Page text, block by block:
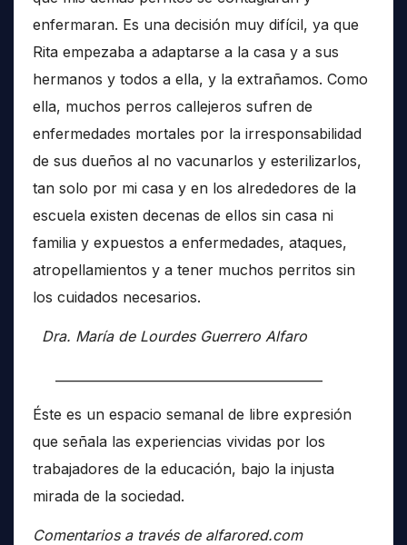
enfermaran. Es una decisión muy difícil, ya que
Rita empezaba a adaptarse a la casa y a sus
hermanos y todos a ella, y la extrañamos. Como
ella, muchos perros callejeros sufren de
enfermedades mortales por la irresponsabilidad
de sus dueños al no vacunarlos y esterilizarlos,
tan solo por mi casa y en los alrededores de la
escuela existen decenas de ellos sin casa ni
familia y expuestos a enfermedades, ataques,
atropellamientos y a tener muchos perritos sin
los cuidados necesarios.
Dra. María de Lourdes Guerrero Alfaro
Éste es un espacio semanal de libre expresión
que señala las experiencias vividas por los
trabajadores de la educación, bajo la injusta
mirada de la sociedad.
Comentarios a través de alfarored.com